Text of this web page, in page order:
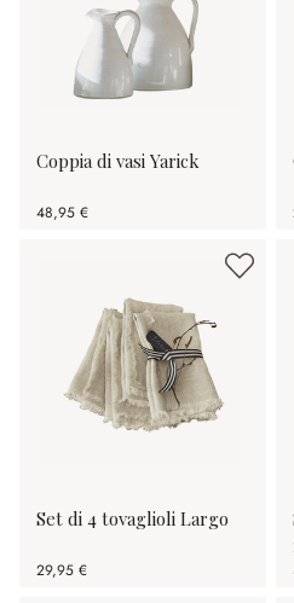
Coppia di vasi Yarick
48,95 €
Set di 4 tovaglioli Largo
29,95 €